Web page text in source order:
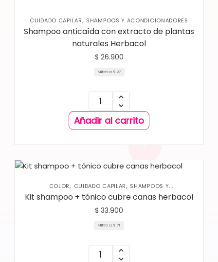
CUIDADO CAPILAR, SHAMPOOS Y ACONDICIONADORES
Shampoo anticaída con extracto de plantas
naturales Herbacol
$ 26.900
Mililitro a: $ 27
Añadir al carrito
COLOR, CUIDADO CAPILAR, SHAMPOOS Y
ACONDICIONADORES
Kit shampoo + tónico cubre canas herbacol
$ 33.900
Mililitro a: $ 71